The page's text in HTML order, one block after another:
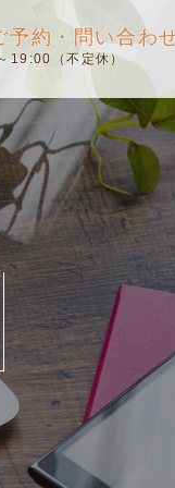
・問い合わせ
19:00（不定休）